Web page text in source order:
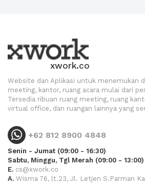
xwork.co
Website dan Aplikasi untuk menemukan
meeting, kantor, ruang acara mulai dari
Tersedia ribuan ruang meeting, ruang
virtual office, dan ruangan lainnya yang
+62 812 8900 4848
Senin - Jumat (09:00 - 16:30)
Sabtu, Minggu, Tgl Merah (09:00 - 13:00)
E. cs@xwork.co
A. Wisma 76, lt.23, Jl. Letjen S.Parman